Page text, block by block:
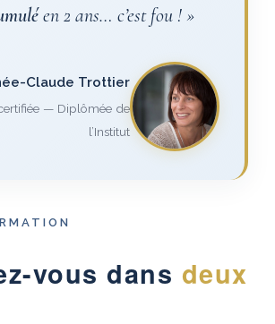
vous dans deux
en 2 ans… c’est fou ! »
Claude Trottier
— Diplômée de
l’Institut